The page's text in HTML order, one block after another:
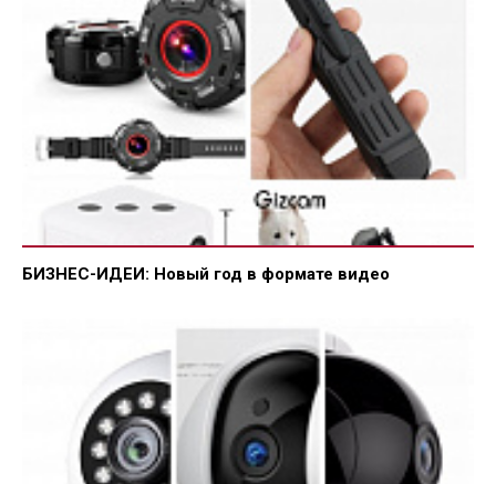
БИЗНЕС-ИДЕИ: Новый год в формате видео